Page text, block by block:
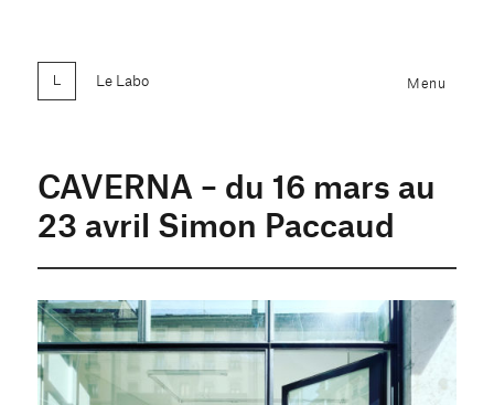
Le Labo Menu
CAVERNA – du 16 mars au
23 avril Simon Paccaud